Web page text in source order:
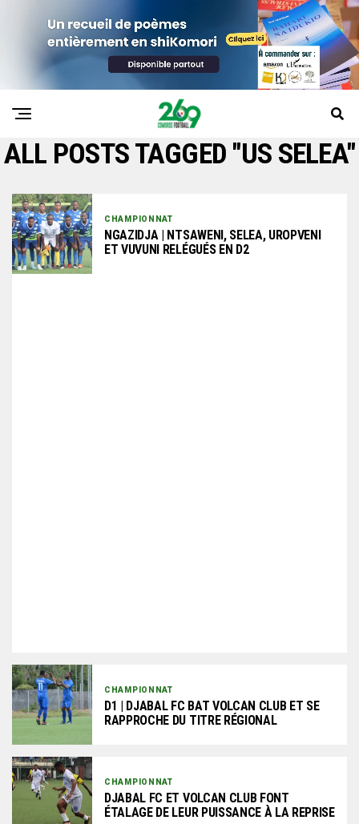
ALL POSTS TAGGED "US SELEA"
CHAMPIONNAT
NGAZIDJA | NTSAWENI, SELEA, UROPVENI
ET VUVUNI RELÉGUÉS EN D2
CHAMPIONNAT
D1 | DJABAL FC BAT VOLCAN CLUB ET SE
RAPPROCHE DU TITRE RÉGIONAL
CHAMPIONNAT
DJABAL FC ET VOLCAN CLUB FONT
ÉTALAGE DE LEUR PUISSANCE À LA REPRISE